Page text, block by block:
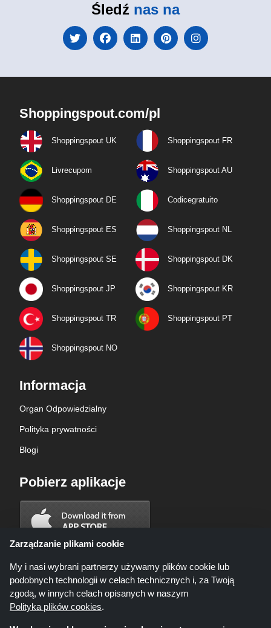
Śledź nas na
Shoppingspout.com/pl
Shoppingspout UK Shoppingspout FR
Livrecupom Shoppingspout AU
Shoppingspout DE Codicegratuito
Shoppingspout ES Shoppingspout NL
Shoppingspout SE Shoppingspout DK
Shoppingspout JP Shoppingspout KR
Shoppingspout TR Shoppingspout PT
Shoppingspout NO
Informacja
Organ Odpowiedzialny
Polityka prywatności
Blogi
Pobierz aplikacje
Zarządzanie plikami cookie
My i nasi wybrani partnerzy używamy plików cookie lub
podobnych technologii w celach technicznych i, za Twoją
zgodą, w innych celach opisanych w naszym
Polityka plików cookies.